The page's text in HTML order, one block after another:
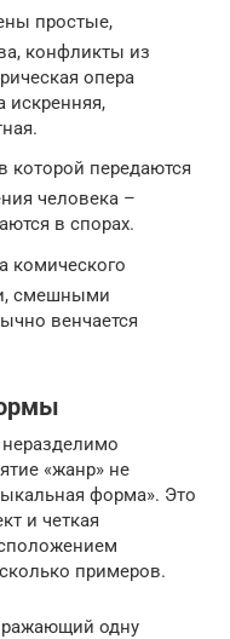
простые,
конфликты из
опера
искренняя,
которой передаются
человека –
в спорах.
комического
смешными
венчается
«жанр» не
форма». Это
и четкая
примеров.
одну